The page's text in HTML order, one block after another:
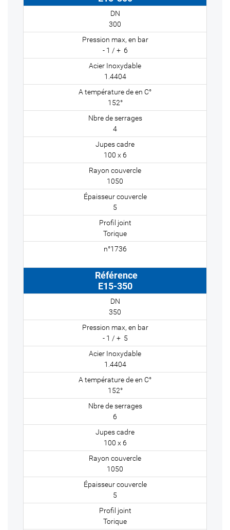
300
- 1 / + 6
1.4404
152°
4
100 x 6
1050
5
Torique
E15-350
350
- 1 / + 5
1.4404
152°
6
100 x 6
1050
5
Torique